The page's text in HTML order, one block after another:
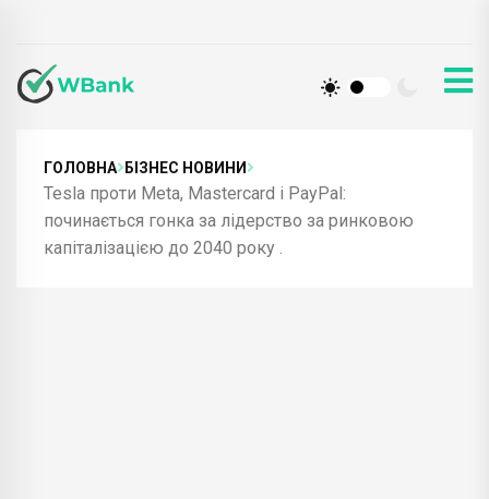
ГОЛОВНА БІЗНЕС НОВИНИ
Tesla проти Meta, Mastercard і PayPal:
починається гонка за лідерство за ринковою
капіталізацією до 2040 року .